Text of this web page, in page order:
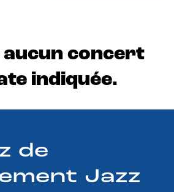
aucun concert
indiquée.
de
Jazz